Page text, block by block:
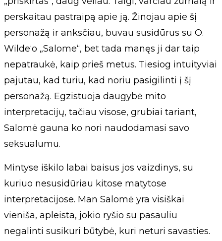
perskaitau pastraipą apie ją. Žinojau apie šį
personažą ir anksčiau, buvau susidūrus su O.
Wilde‘o „Salome“, bet tada manęs ji dar taip
nepatraukė, kaip prieš metus. Tiesiog intuityviai
pajutau, kad turiu, kad noriu pasigilinti į šį
personažą. Egzistuoja daugybė mito
interpretacijų, tačiau visose, grubiai tariant,
Salomė gauna ko nori naudodamasi savo
seksualumu.
Mintyse iškilo labai baisus jos vaizdinys, su
kuriuo nesusidūriau kitose matytose
interpretacijose. Man Salomė yra visiškai
vieniša, apleista, jokio ryšio su pasauliu
negalinti susikuri būtybė, kuri neturi savasties.